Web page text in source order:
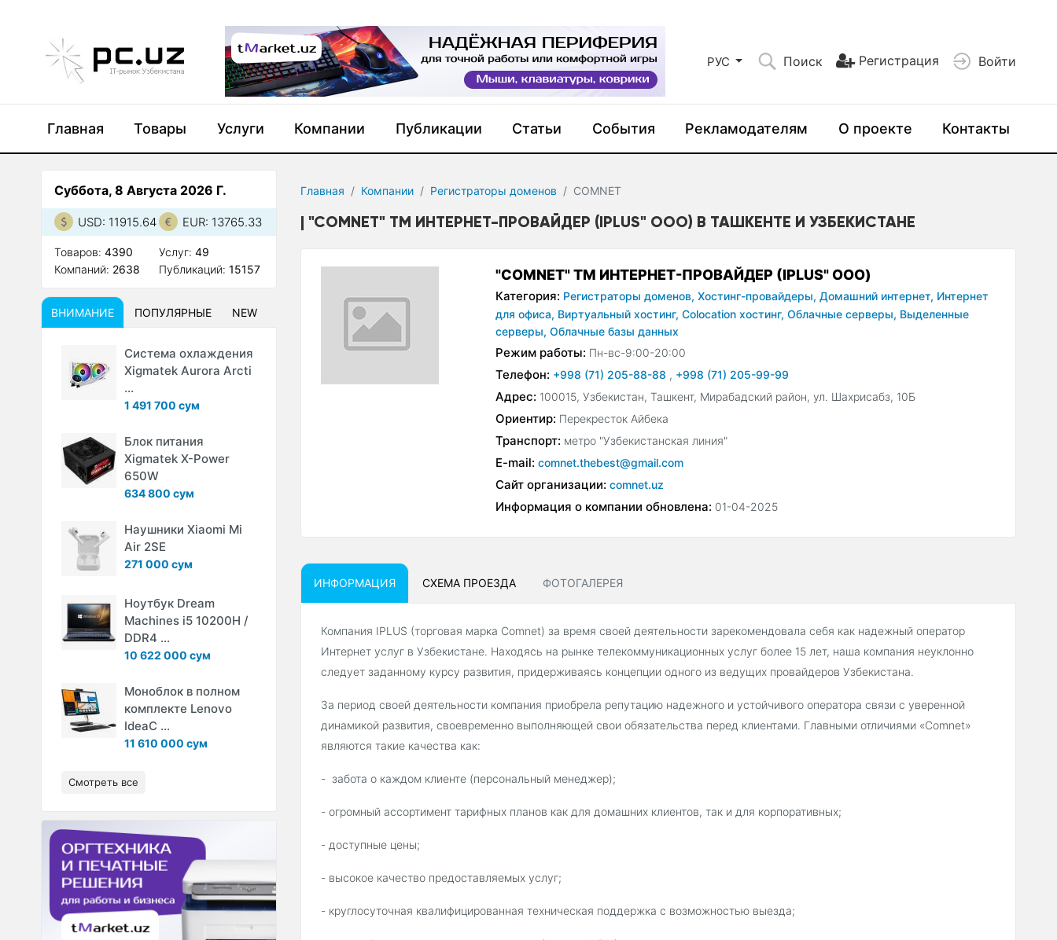
РУС Поиск Регистрация Войти
Главная Товары Услуги Компании Публикации Статьи События Рекламодателям О проекте Контакты
Главная Компании Регистраторы доменов COMNET
"COMNET" ТМ ИНТЕРНЕТ-ПРОВАЙДЕР (IPLUS" OOO) В ТАШКЕНТЕ И УЗБЕКИСТАНЕ
"COMNET" ТМ ИНТЕРНЕТ-ПРОВАЙДЕР (IPLUS" OOO)
Категория: Регистраторы доменов, Хостинг-провайдеры, Домашний интернет, Интернет
для офиса, Виртуальный хостинг, Colocation хостинг, Облачные серверы, Выделенные
серверы, Облачные базы данных
Режим работы: Пн-вс-9:00-20:00
Телефон: +998 (71) 205-88-88 , +998 (71) 205-99-99
Адрес: 100015, Узбекистан, Ташкент, Мирабадский район, ул. Шахрисабз, 10Б
Ориентир: Перекресток Айбека
Транспорт: метро "Узбекистанская линия"
E-mail: comnet.thebest@gmail.com
Сайт организации: comnet.uz
Информация о компании обновлена: 01-04-2025
ИНФОРМАЦИЯ СХЕМА ПРОЕЗДА ФОТОГАЛЕРЕЯ
Компания IPLUS (торговая марка Comnet) за время своей деятельности зарекомендовала себя как надежный оператор
Интернет услуг в Узбекистане. Находясь на рынке телекоммуникационных услуг более 15 лет, наша компания неуклонно
следует заданному курсу развития, придерживаясь концепции одного из ведущих провайдеров Узбекистана.
За период своей деятельности компания приобрела репутацию надежного и устойчивого оператора связи с уверенной
динамикой развития, своевременно выполняющей свои обязательства перед клиентами. Главными отличиями «Comnet»
являются такие качества как:
- забота о каждом клиенте (персональный менеджер);
- огромный ассортимент тарифных планов как для домашних клиентов, так и для корпоративных;
- доступные цены;
- высокое качество предоставляемых услуг;
- круглосуточная квалифицированная техническая поддержка с возможностью выезда;
Суббота, 8 Августа 2026 Г.
USD: 11915.64 EUR: 13765.33
Товаров: 4390
Компаний: 2638
Услуг:49
Публикаций:15157
ВНИМАНИЕ ПОПУЛЯРНЫЕ NEW
Система охлаждения
Xigmatek Aurora Arcti
...
1 491 700 сум
Блок питания
Xigmatek X-Power
650W
634 800 сум
Наушники Xiaomi Mi
Air 2SE
271 000 сум
Ноутбук Dream
Machines i5 10200H /
DDR4 ...
10 622 000 сум
Моноблок в полном
комплекте Lenovo
IdeaC ...
11 610 000 сум
Смотреть все